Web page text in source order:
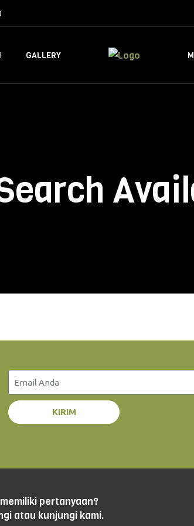
GALLERY
KIRIM
pertanyaan?
atau kunjungi kami.